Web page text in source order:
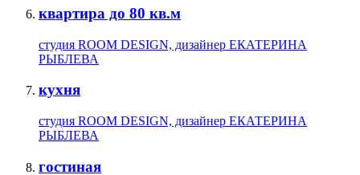
квартира до 80 кв.м
студия ROOM DESIGN, дизайнер ЕКАТЕРИНА
РЫБЛЕВА
кухня
студия ROOM DESIGN, дизайнер ЕКАТЕРИНА
РЫБЛЕВА
гостиная